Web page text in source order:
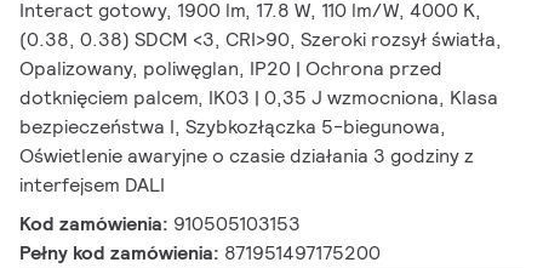
Interact gotowy, 1900 lm, 17.8 W, 110 lm/W, 4000 K,
(0.38, 0.38) SDCM <3, CRI>90, Szeroki rozsył światła,
Opalizowany, poliwęglan, IP20 | Ochrona przed
dotknięciem palcem, IK03 | 0,35 J wzmocniona, Klasa
bezpieczeństwa I, Szybkozłączka 5-biegunowa,
Oświetlenie awaryjne o czasie działania 3 godziny z
interfejsem DALI
Kod zamówienia: 910505103153
Pełny kod zamówienia: 871951497175200